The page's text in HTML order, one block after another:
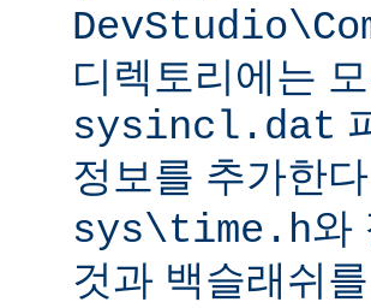
디렉토리에는
sysincl.dat
정보를 추가한
sys\time.h와
것과 백슬래쉬